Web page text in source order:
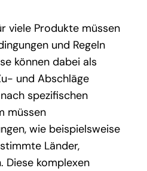
viele Produkte müssen
und Regeln
können dabei als
und Abschläge
spezifischen
müssen
wie beispielsweise
Länder,
Diese komplexen